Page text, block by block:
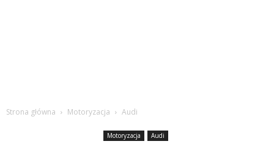
Strona główna Motoryzacja Audi
Motoryzacja Audi